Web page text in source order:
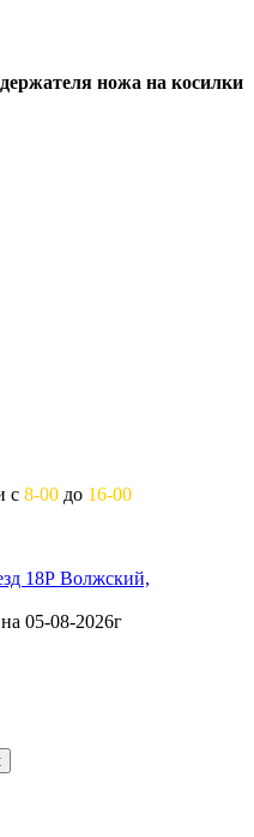
ножа на косилки
с 8-00 до 16-00
18Р Волжский,
05-08-2026г